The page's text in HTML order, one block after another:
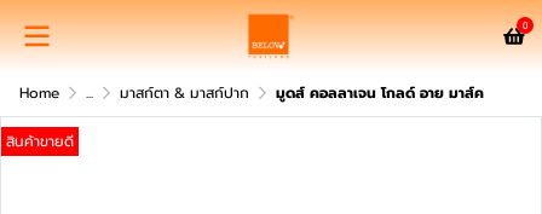
0
Home ... มาสก์ตา & มาสก์ปาก มูดส์ คอลลาเจน โกลด์ อาย มาส์ค
สินค้าขายดี